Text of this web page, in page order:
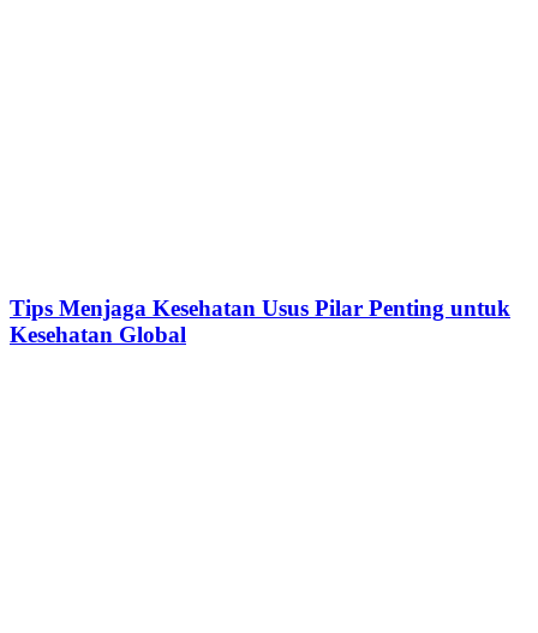
Tips Menjaga Kesehatan Usus Pilar Penting untuk
Kesehatan Global